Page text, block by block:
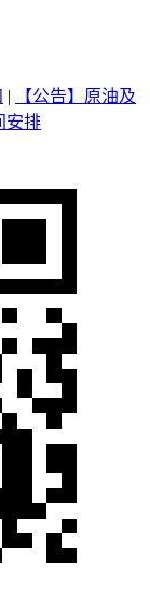
|
【公告】原油及
安排